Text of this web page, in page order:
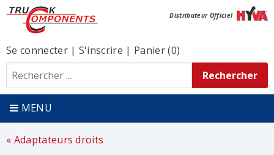
Distributeur Officiel
Se connecter| S'inscrire | Panier (0)
MENU
Adaptateurs droits